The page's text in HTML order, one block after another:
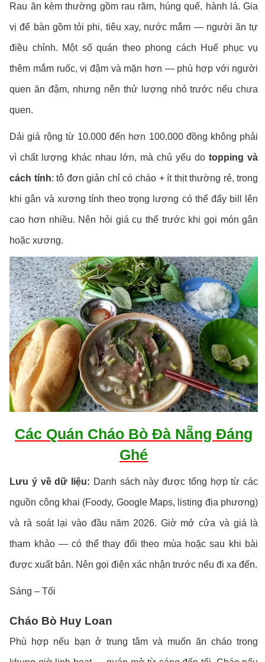
Rau ăn kèm thường gồm rau răm, húng quế, hành lá. Gia
vị để bàn gồm tỏi phi, tiêu xay, nước mắm — người ăn tự
điều chỉnh. Một số quán theo phong cách Huế phục vụ
thêm mắm ruốc, vị đậm và mặn hơn — phù hợp với người
quen ăn đậm, nhưng nên thử lượng nhỏ trước nếu chưa
quen.
Dải giá rộng từ 10.000 đến hơn 100.000 đồng không phải
vì chất lượng khác nhau lớn, mà chủ yếu dotopping và
cách tính: tô đơn giản chỉ có cháo + ít thịt thường rẻ, trong
khi gân và xương tính theo trọng lượng có thể đẩy bill lên
cao hơn nhiều. Nên hỏi giá cụ thể trước khi gọi món gân
hoặc xương.
Các Quán Cháo Bò Đà Nẵng Đáng
Ghé
Lưu ý về dữ liệu: Danh sách này được tổng hợp từ các
nguồn công khai (Foody, Google Maps, listing địa phương)
và rà soát lại vào đầu năm 2026. Giờ mở cửa và giá là
tham khảo — có thể thay đổi theo mùa hoặc sau khi bài
được xuất bản. Nên gọi điện xác nhận trước nếu đi xa đến.
Sáng – Tối
Cháo Bò Huy Loan
Phù hợp nếu bạn ở trung tâm và muốn ăn cháo trong